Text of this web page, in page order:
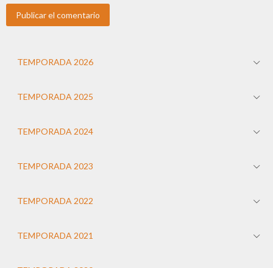
TEMPORADA 2026
TEMPORADA 2025
TEMPORADA 2024
TEMPORADA 2023
TEMPORADA 2022
TEMPORADA 2021